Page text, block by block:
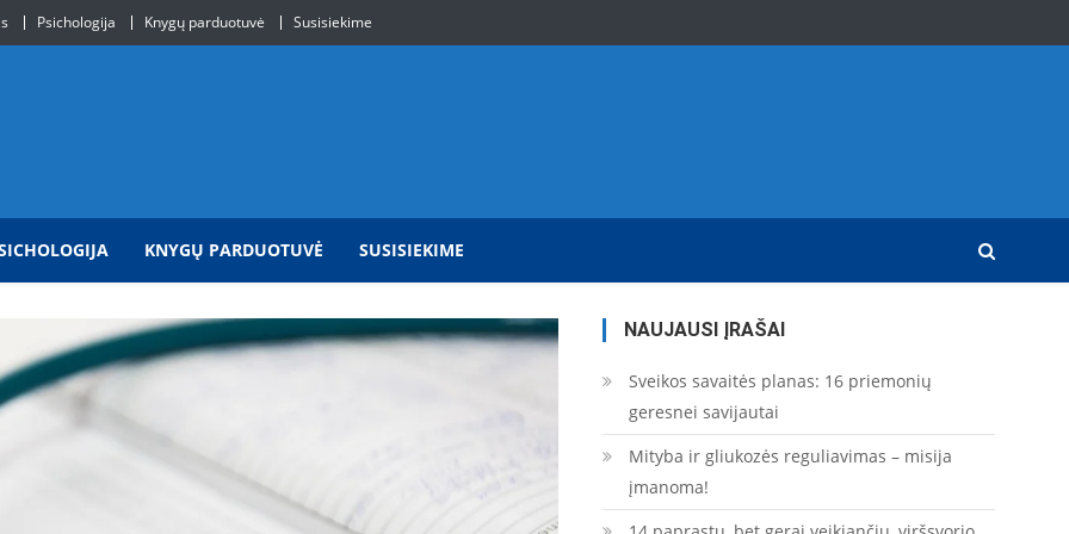
Psichologija Knygų parduotuvė Susisiekime
KNYGŲ PARDUOTUVĖ SUSISIEKIME
NAUJAUSI ĮRAŠAI
Sveikos savaitės planas: 16 priemonių
geresnei savijautai
Mityba ir gliukozės reguliavimas – misija
įmanoma!